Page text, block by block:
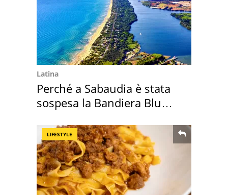
Latina
Perché a Sabaudia è stata
sospesa la Bandiera Blu
LIFESTYLE